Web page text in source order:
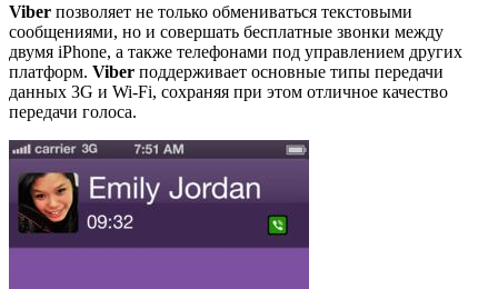
Viber позволяет не только обмениваться текстовыми
сообщениями, но и совершать бесплатные звонки между
двумя iPhone, а также телефонами под управлением других
платформ. Viber поддерживает основные типы передачи
данных 3G и Wi-Fi, сохраняя при этом отличное качество
передачи голоса.